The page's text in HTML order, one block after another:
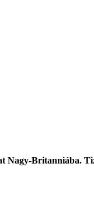
Nagy-Britanniába.